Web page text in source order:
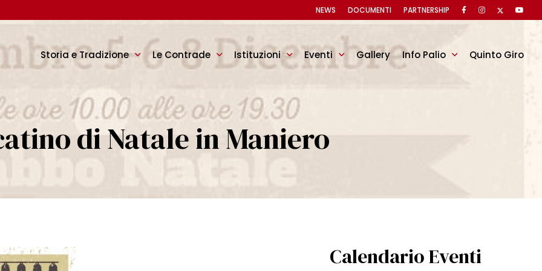
Storia e Tradizione Le Contrade Istituzioni Eventi Gallery Info Palio Quinto Giro
NEWS DOCUMENTI PARTNERSHIP
di Natale in Maniero
Calendario Eventi